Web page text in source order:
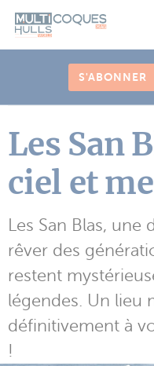
S'ABONNER
Les San
ciel et
Les San Blas,
rêver des
restent
légendes. Un lieu
définitivement à
!